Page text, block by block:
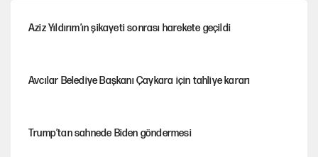
Aziz Yıldırım’ın şikayeti sonrası harekete geçildi
Avcılar Belediye Başkanı Çaykara için tahliye kararı
Trump’tan sahnede Biden göndermesi